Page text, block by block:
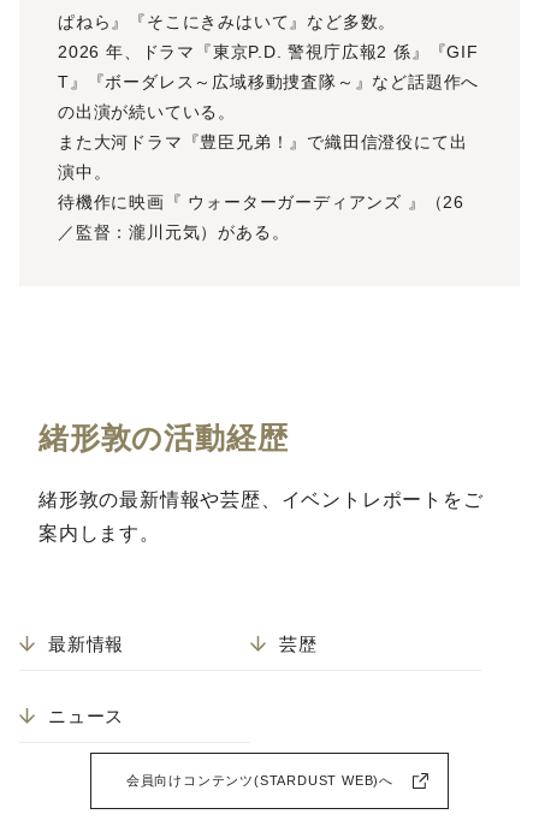
ぱねら』『そこにきみはいて』など多数。
2026 年、ドラマ『東京P.D. 警視庁広報2 係』『GIF
T』『ボーダレス～広域移動捜査隊～』など話題作へ
の出演が続いている。
また大河ドラマ『豊臣兄弟！』で織田信澄役にて出
演中。
待機作に映画『 ウォーターガーディアンズ 』（26
／監督：瀧川元気）がある。
緒形敦の活動経歴
緒形敦の最新情報や芸歴、イベントレポートをご
案内します。
最新情報 芸歴
ニュース
会員向けコンテンツ(STARDUST WEB)へ